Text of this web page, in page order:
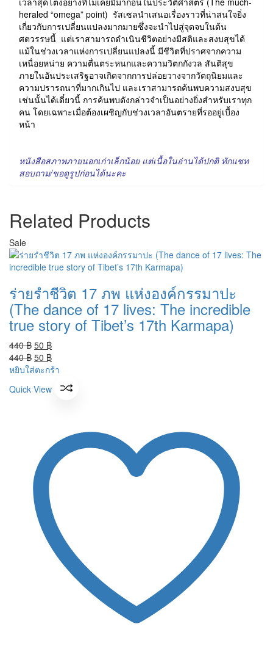
heraled “omega” point) รัสเซลนำเสนอเรื่องราวที่น่าสนใจยิ่ง
เกี่ยวกับการเปลี่ยนแปลงมากมายซึ่งจะนำไปสู่จุดจบในต้น
ศตวรรษนี้ แต่เราสามารถดำเนินชีวิตอย่างมีสติและสงบสุขได้
แม้ในช่วงเวลาแห่งการเปลี่ยนแปลงนี้ มีชีวิตที่ปราศจากความ
เหนื่อยหน่าย ความตื่นตระหนกและความวิตกกังวล สันติสุข
ภายในอันประเสริฐอาจเกิดจากการปล่อยวางจากวัตถุนิยมและ
ความปรารถนาที่มากเกินไป และเราสามารถค้นพบความสงบสุข
เช่นนั้นได้เดี๋ยวนี้ การค้นพบดังกล่าวจำเป็นอย่างยิ่งสำหรับเราทุก
คน โดยเฉพาะเมื่อต้องเผชิญกับช่วงเวลาอันตรายที่รออยู่เบื้อง
หน้า
หนังสือสภาพภายนอกเก่าเล็กน้อย แต่เนื้อในอ่านได้ปกติ ทักแชท
สอบถาม/ขอดูรูปก่อนได้นะคะ
Related Products
Sale
ร่ายรำชีวิต 17 ภพ แห่งองค์กรรมาปะ
(The dance of 17 lives: The incredible
true story of Tibet’s 17th Karmapa)
440฿ Original
price
was:
50 ฿Current
price
is:
50 ฿.
440฿ Original
price
440 ฿.
50 ฿Current
price
50 ฿.
หยิบใส่ตะกร้า
Quick View